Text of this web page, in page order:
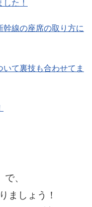
た！
幹線の座席の取り方に
て裏技も合わせてま
で、
ましょう！